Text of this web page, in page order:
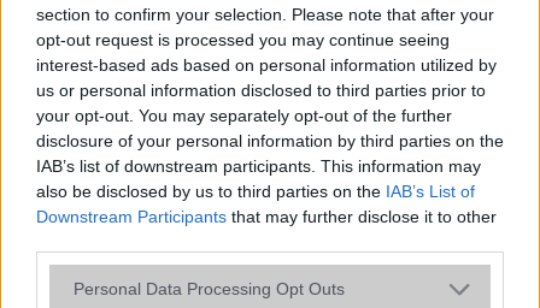
section to confirm your selection. Please note that after your
opt-out request is processed you may continue seeing
interest-based ads based on personal information utilized by
us or personal information disclosed to third parties prior to
your opt-out. You may separately opt-out of the further
disclosure of your personal information by third parties on the
IAB’s list of downstream participants. This information may
also be disclosed by us to third parties on the IAB’s List of
Downstream Participants that may further disclose it to other
Please note that this website/app uses one or more Google
Personal Data Processing Opt Outs
2008-12-11 11:51:41 PM
Ez egy k800-as színvonal, mert én nem látok semmit amivel többet
tudna. Persze majd kijön drágán, és a birkák megveszik, ahelyett
hogy fillérekért k800-ast vennének.
WMV
2008-12-14 7:00:07 PM
CSak egy kis extra: viszi a WMV-t (XMF?).Am infra nincs benne.